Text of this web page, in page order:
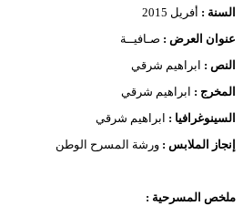
السنة : أفريل 2015
عنوان العرض : صـافيــة
النص : ابراهيم شرقي
المخرج : ابراهيم شرقي
السينوغرافيا : ابراهيم شرقي
إنجاز الملابس : ورشة المسرح الوطن
ملخص المسرحية :